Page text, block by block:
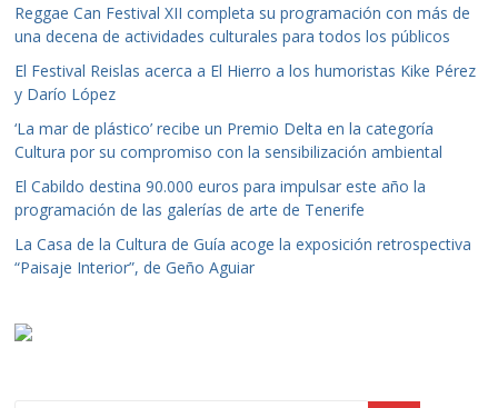
Reggae Can Festival XII completa su programación con más de
una decena de actividades culturales para todos los públicos
El Festival Reislas acerca a El Hierro a los humoristas Kike Pérez
y Darío López
‘La mar de plástico’ recibe un Premio Delta en la categoría
Cultura por su compromiso con la sensibilización ambiental
El Cabildo destina 90.000 euros para impulsar este año la
programación de las galerías de arte de Tenerife
La Casa de la Cultura de Guía acoge la exposición retrospectiva
“Paisaje Interior”, de Geño Aguiar